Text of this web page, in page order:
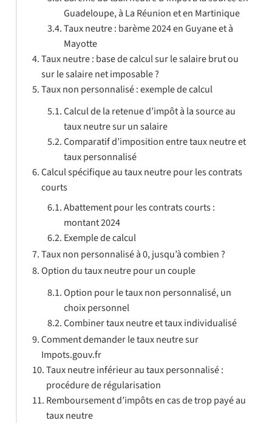
Guadeloupe, à La Réunion et en Martinique
Taux neutre : barème 2024 en Guyane et à
Mayotte
Taux neutre : base de calcul sur le salaire brut ou
sur le salaire net imposable ?
Taux non personnalisé : exemple de calcul
Calcul de la retenue d’impôt à la source au
taux neutre sur un salaire
Comparatif d’imposition entre taux neutre et
taux personnalisé
Calcul spécifique au taux neutre pour les contrats
courts
Abattement pour les contrats courts :
montant 2024
Exemple de calcul
Taux non personnalisé à 0, jusqu’à combien ?
Option du taux neutre pour un couple
Option pour le taux non personnalisé, un
choix personnel
Combiner taux neutre et taux individualisé
Comment demander le taux neutre sur
Impots.gouv.fr
Taux neutre inférieur au taux personnalisé :
procédure de régularisation
Remboursement d’impôts en cas de trop payé au
taux neutre